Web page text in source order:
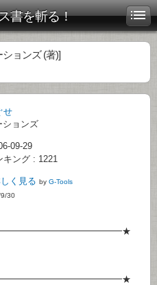
書を斬る！
ョンズ (著)]
せ
ションズ
09-29
キング : 1221
く見る by G-Tools
30
━━━━━━━━━━━━━━━━★